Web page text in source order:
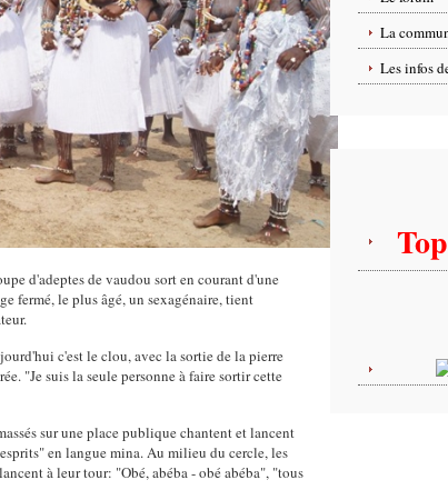
d'adeptes de vaudou sort en courant d'une
fermé, le plus âgé, un sexagénaire, tient
c'est le clou, avec la sortie de la pierre
"Je suis la seule personne à faire sortir cette
sur une place publique chantent et lancent
en langue mina. Au milieu du cercle, les
à leur tour: "Obé, abéba - obé abéba", "tous
La
Les infos